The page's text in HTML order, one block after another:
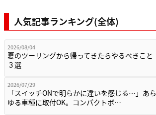
人気記事ランキング(全体)
2026/08/04
夏のツーリングから帰ってきたらやるべきこと
３選
2026/07/29
「スイッチONで明らかに違いを感じる…」あら
ゆる車種に取付OK。コンパクトボ…